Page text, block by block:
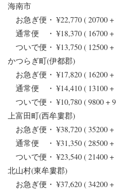
海南市
お急ぎ便・ ¥22,770 ( 20700
通常便 ・ ¥18,370 ( 16700
ついで便・ ¥13,750 (
かつらぎ町(伊都郡)
お急ぎ便・ ¥17,820 ( 16200
通常便 ・ ¥14,410 ( 13100
ついで便・ ¥10,780 ( 9800
上富田町(西牟婁郡)
お急ぎ便・ ¥38,720 ( 35200
通常便 ・ ¥31,350 ( 28500
ついで便・ ¥23,540 (
北山村(東牟婁郡)
お急ぎ便・ ¥37,620 ( 34200